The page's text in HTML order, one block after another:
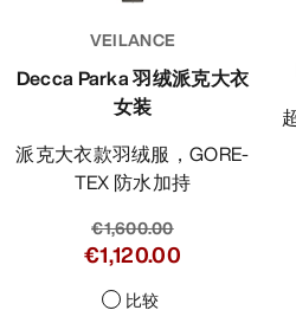
VEILANCE
Decca Parka 羽绒派克大衣
女装
派克大衣款羽绒服，GORE-
TEX 防水加持
€1,600.00
€1,120.00
比较